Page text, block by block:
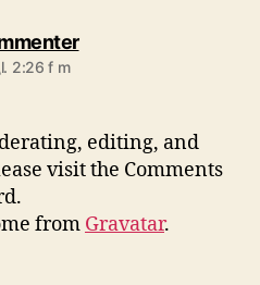
säger:
2:26 f m
editing, and
visit the Comments
from Gravatar.